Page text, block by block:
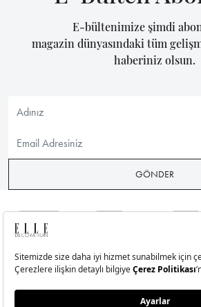
E-bültenimize şimdi
magazin dünyasındaki tüm
haberiniz olsun.
GÖNDER